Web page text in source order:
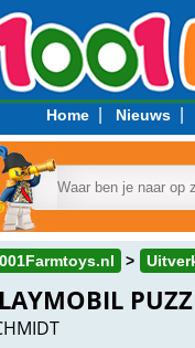
Home| Nieuws|